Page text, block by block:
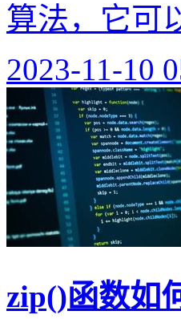
算法，它可
2023-11-10
zip()函数如